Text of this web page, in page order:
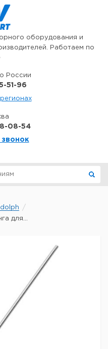
оборудования и
Работаем по
России
51-96
08-54
звонок
для...